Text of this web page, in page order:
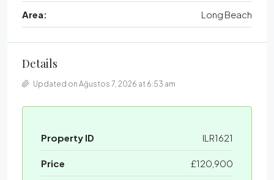
Area: Long Beach
Details
Updated on Ağustos 7, 2026 at 6:53 am
Property ID ILR1621
Price £120,900